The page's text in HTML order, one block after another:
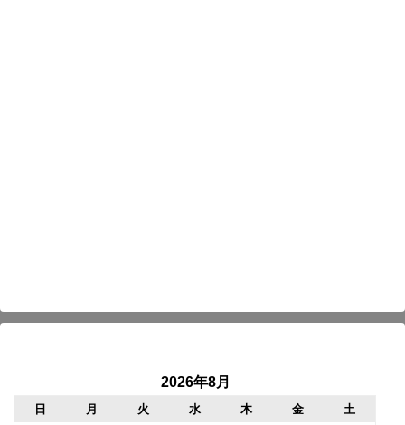
2026年8月
日 月 火 水 木 金
土